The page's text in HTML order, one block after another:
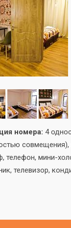
номера: 4
совмещения),
телефон, мини-
телевизор,